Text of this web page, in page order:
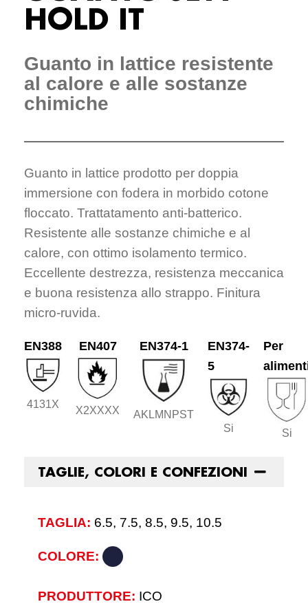
HOLD IT
Guanto in lattice resistente
al calore e alle sostanze
chimiche
Guanto in lattice prodotto per doppia
immersione con fodera in morbido cotone
floccato. Trattatamento anti-batterico.
Resistente alle sostanze chimiche e al
calore, con ottimo isolamento termico.
Eccellente destrezza, resistenza meccanica
e buona resistenza allo strappo. Finitura
micro-ruvida.
EN388
4131X
EN407
X2XXXX
EN374-1
AKLMNPST
EN374-
5
Si
Per
Si
TAGLIE, COLORI E CONFEZIONI
TAGLIA: 6.5, 7.5, 8.5, 9.5, 10.5
COLORE:
PRODUTTORE: ICO